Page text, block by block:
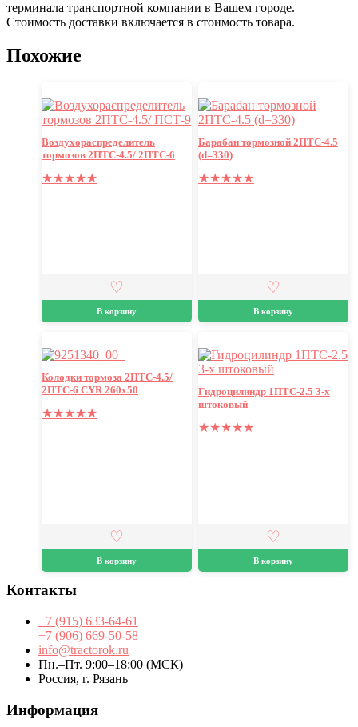
терминала транспортной компании в Вашем городе.
Стоимость доставки включается в стоимость товара.
Похожие
Воздухораспределитель
тормозов 2ПТС-4.5/ 2ПТС-6
★★★★★
В корзину
Барабан тормозной 2ПТС-4.5
(d=330)
★★★★★
В корзину
Колодки тормоза 2ПТС-4.5/
2ПТС-6 CYR 260х50
★★★★★
В корзину
Гидроцилиндр 1ПТС-2.5 3-х
штоковый
★★★★★
В корзину
Контакты
+7 (915) 633-64-61
+7 (906) 669-50-58
info@tractorok.ru
Пн.–Пт. 9:00–18:00 (МСК)
Россия, г. Рязань
Информация